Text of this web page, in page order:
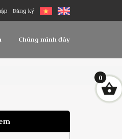
Đăng ký
Chúng mình đây
0